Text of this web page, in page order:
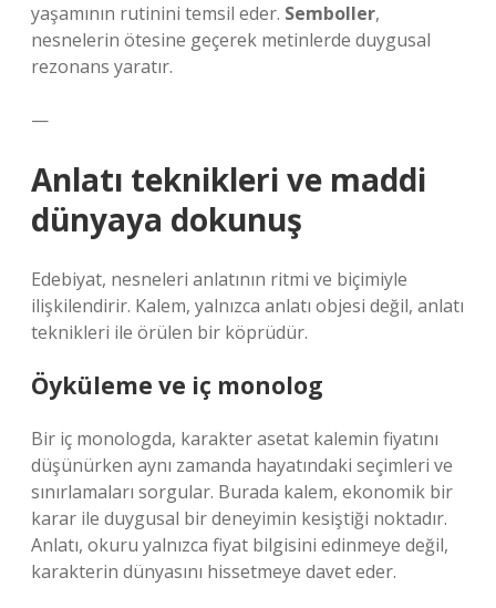
yaşamının rutinini temsil eder. Semboller,
nesnelerin ötesine geçerek metinlerde duygusal
rezonans yaratır.
—
Anlatı teknikleri ve maddi
dünyaya dokunuş
Edebiyat, nesneleri anlatının ritmi ve biçimiyle
ilişkilendirir. Kalem, yalnızca anlatı objesi değil, anlatı
teknikleri ile örülen bir köprüdür.
Öyküleme ve iç monolog
Bir iç monologda, karakter asetat kalemin fiyatını
düşünürken aynı zamanda hayatındaki seçimleri ve
sınırlamaları sorgular. Burada kalem, ekonomik bir
karar ile duygusal bir deneyimin kesiştiği noktadır.
Anlatı, okuru yalnızca fiyat bilgisini edinmeye değil,
karakterin dünyasını hissetmeye davet eder.